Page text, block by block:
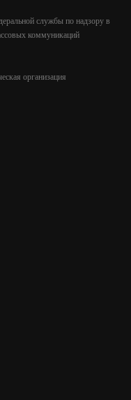
службы по надзору в
коммуникаций
организация